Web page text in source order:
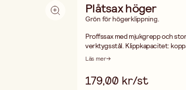
Plåtsax höger
Grön för högerklippning.
Proffssax med mjukgrepp och
verktygsstål. Klippkapacitet:
250 mm.
Läs mer
179,00 kr/st